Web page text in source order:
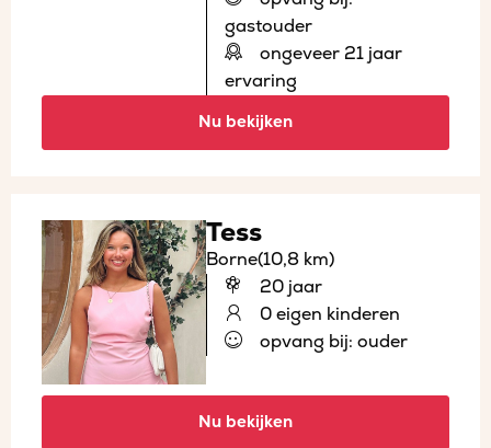
gastouder
ongeveer 21 jaar
ervaring
Nu bekijken
Tess
Borne(10,8 km)
20 jaar
0 eigen kinderen
opvang bij: ouder
Nu bekijken